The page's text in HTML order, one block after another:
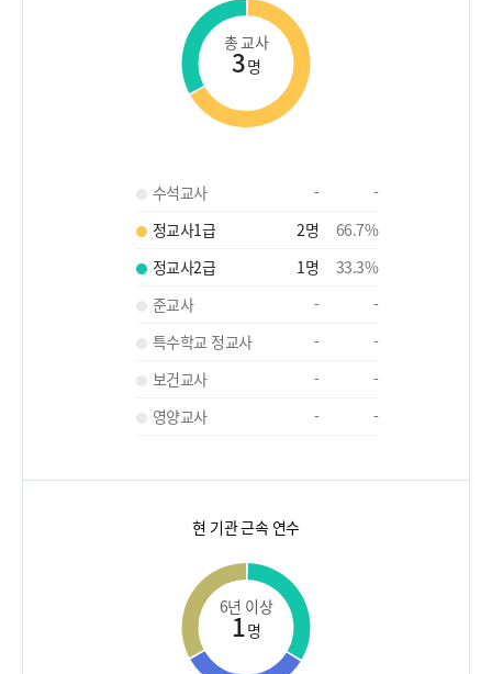
총 교사
3명
수석교사 -
-
정교사1급
2명 66.7%
정교사2급
1명 33.3%
준교사
-
-
특수학교 정교사
-
-
보건교사
-
-
영양교사
- -
현 기관 근속 연수
6년 이상
1명